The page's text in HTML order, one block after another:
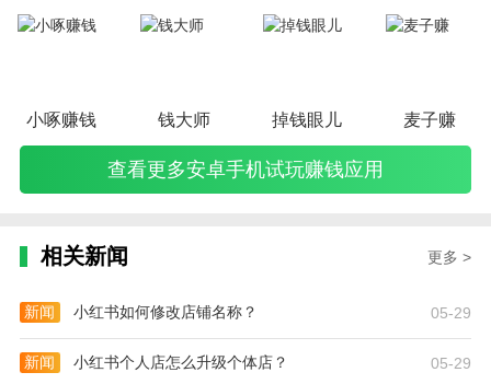
小啄赚钱 钱大师 掉钱眼儿 麦子赚
查看更多安卓手机试玩赚钱应用
相关新闻 更多 >
新闻 小红书如何修改店铺名称？ 05-29
新闻 小红书个人店怎么升级个体店？ 05-29